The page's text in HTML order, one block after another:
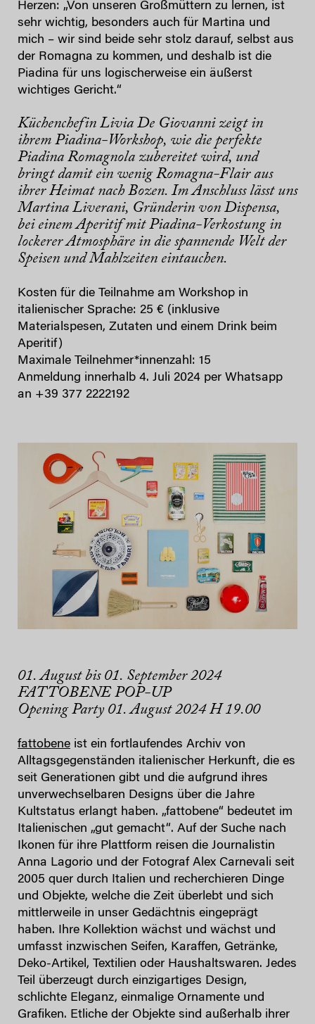
Herzen: „Von unseren Großmüttern zu lernen, ist
sehr wichtig, besonders auch für Martina und
mich – wir sind beide sehr stolz darauf, selbst aus
der Romagna zu kommen, und deshalb ist die
Piadina für uns logischerweise ein äußerst
wichtiges Gericht.“
Küchenchefin Livia De Giovanni zeigt in
ihrem Piadina-Workshop, wie die perfekte
Piadina Romagnola zubereitet wird, und
bringt damit ein wenig Romagna-Flair aus
ihrer Heimat nach Bozen. Im Anschluss lässt uns
Martina Liverani, Gründerin von Dispensa,
bei einem Aperitif mit Piadina-Verkostung in
lockerer Atmosphäre in die spannende Welt der
Speisen und Mahlzeiten eintauchen.
Kosten für die Teilnahme am Workshop in
italienischer Sprache: 25 € (inklusive
Materialspesen, Zutaten und einem Drink beim
Aperitif)
Maximale Teilnehmer*innenzahl: 15
Anmeldung innerhalb 4. Juli 2024 per Whatsapp
an +39 377 2222192
01. August bis 01. September 2024
FATTOBENE POP-UP
Opening Party 01. August 2024 H 19.00
fattobene ist ein fortlaufendes Archiv von
Alltagsgegenständen italienischer Herkunft, die es
seit Generationen gibt und die aufgrund ihres
unverwechselbaren Designs über die Jahre
Kultstatus erlangt haben. „fattobene“ bedeutet im
Italienischen „gut gemacht“. Auf der Suche nach
Ikonen für ihre Plattform reisen die Journalistin
Anna Lagorio und der Fotograf Alex Carnevali seit
2005 quer durch Italien und recherchieren Dinge
und Objekte, welche die Zeit überlebt und sich
mittlerweile in unser Gedächtnis eingeprägt
haben. Ihre Kollektion wächst und wächst und
umfasst inzwischen Seifen, Karaffen, Getränke,
Deko-Artikel, Textilien oder Haushaltswaren. Jedes
Teil überzeugt durch einzigartiges Design,
schlichte Eleganz, einmalige Ornamente und
Grafiken. Etliche der Objekte sind außerhalb ihrer